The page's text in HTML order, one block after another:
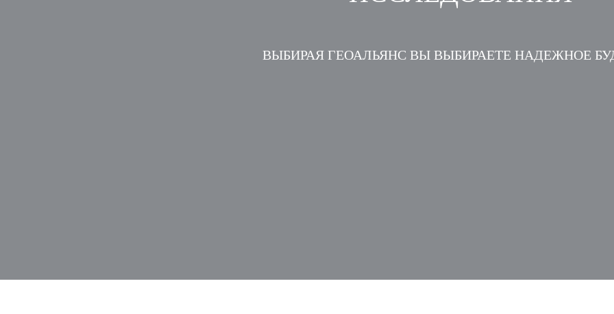
ВЫБИРАЯ ГЕОАЛЬЯНС ВЫ ВЫБИРАЕТЕ НАДЕЖНОЕ